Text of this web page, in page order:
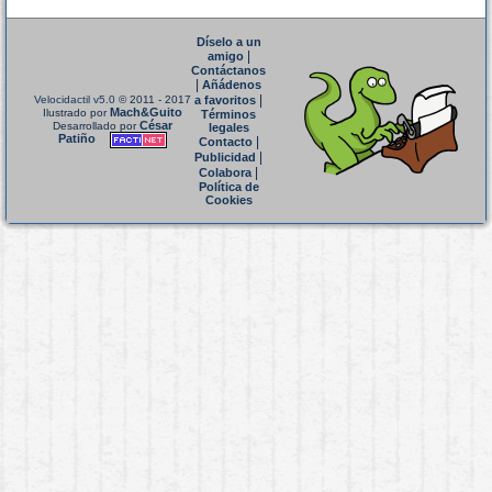
Velocidactil v5.0 © 2011 - 2017
Ilustrado porMach&Guito
Desarrollado porCésar
Patiño
Díselo a un
amigo|
Contáctanos
Añádenos
a favoritos
Términos
legales
Contacto|
Publicidad
Colabora|
Política de
Cookies